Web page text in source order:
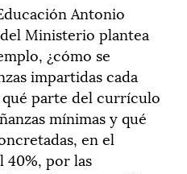
Antonio
Ministerio plantea
¿cómo se
impartidas cada
parte del currículo
mínimas y qué
en el
40%, por las